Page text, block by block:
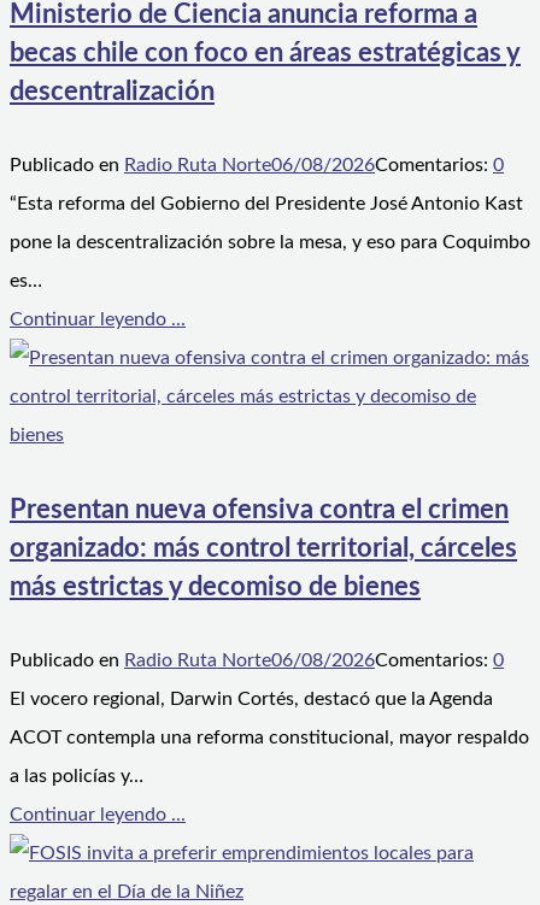
Ministerio de Ciencia anuncia reforma a
becas chile con foco en áreas estratégicas y
descentralización
Publicado en Radio Ruta Norte06/08/2026Comentarios: 0
“Esta reforma del Gobierno del Presidente José Antonio Kast
pone la descentralización sobre la mesa, y eso para Coquimbo
es…
Continuar leyendo ...
Presentan nueva ofensiva contra el crimen
organizado: más control territorial, cárceles
más estrictas y decomiso de bienes
Publicado en Radio Ruta Norte06/08/2026Comentarios: 0
El vocero regional, Darwin Cortés, destacó que la Agenda
ACOT contempla una reforma constitucional, mayor respaldo
a las policías y…
Continuar leyendo ...